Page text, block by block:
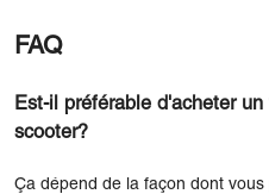
FAQ
Est-il préférable d'acheter
scooter?
Ça dépend de la façon dont